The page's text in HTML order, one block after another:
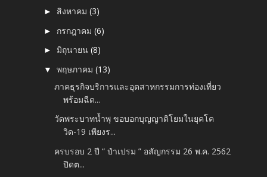
► สิงหาคม(3)
► กรกฎาคม(6)
► มิถุนายน(8)
▼พฤษภาคม(13)
ภาคธุรกิจบริการและอุตสาหกรรมการท่องเที่ยว
พร้อมฉีด...
วัดพระบาทน้ำพุ ขอบอกบุญญาติโยมในยุคโค
วิด-19 เพียงร...
ครบรอบ 2 ปี “ ป๋าเปรม ” อสัญกรรม 26 พ.ค. 2562
ปิดต...